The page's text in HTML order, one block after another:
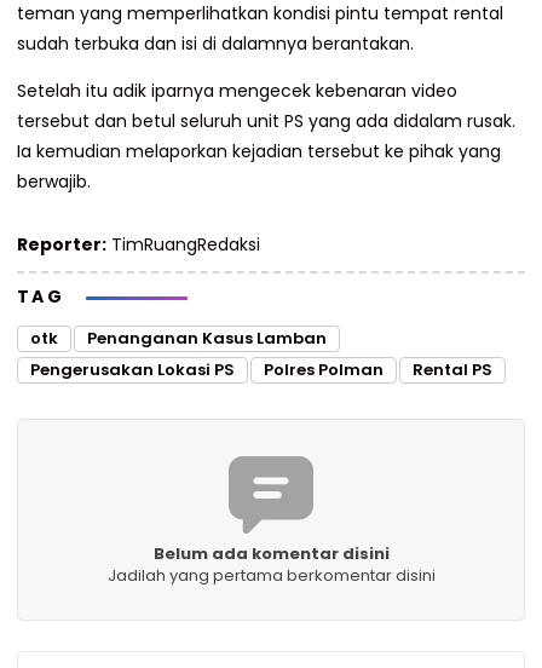
teman yang memperlihatkan kondisi pintu tempat rental
sudah terbuka dan isi di dalamnya berantakan.
Setelah itu adik iparnya mengecek kebenaran video
tersebut dan betul seluruh unit PS yang ada didalam rusak.
Ia kemudian melaporkan kejadian tersebut ke pihak yang
berwajib.
Reporter: TimRuangRedaksi
TAG
otk
Penanganan Kasus Lamban
Pengerusakan Lokasi PS
Polres Polman Rental PS
Belum ada komentar disini
Jadilah yang pertama berkomentar disini